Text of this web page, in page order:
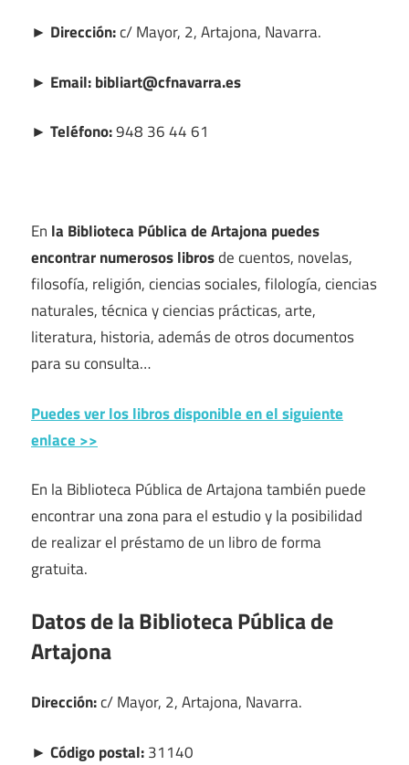
► Dirección:c/ Mayor, 2, Artajona, Navarra.
► Email: bibliart@cfnavarra.es
► Teléfono:948 36 44 61
En la Biblioteca Pública de Artajona puedes
encontrar numerosos librosde cuentos, novelas,
filosofía, religión, ciencias sociales, filología, ciencias
naturales, técnica y ciencias prácticas, arte,
literatura, historia, además de otros documentos
para su consulta…
Puedes ver los libros disponible en el siguiente
enlace >>
En la Biblioteca Pública de Artajona también puede
encontrar una zona para el estudio y la posibilidad
de realizar el préstamo de un libro de forma
gratuita.
Datos de la Biblioteca Pública de
Artajona
Dirección:c/ Mayor, 2, Artajona, Navarra.
► Código postal:31140